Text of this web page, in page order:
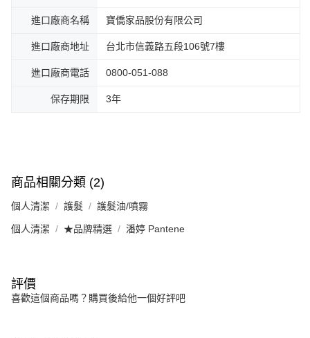
進口廠商名稱 寶僑家品股份有限公司
進口廠商地址 台北市信義路五段106號7樓
進口廠商電話 0800-051-088
保存期限 3年
商品相關分類 (2)
個人清潔 護髮 護髮油/噴霧
個人清潔 ★品牌精選 潘婷 Pantene
評價
喜歡這個商品嗎？購買後給他一個好評吧